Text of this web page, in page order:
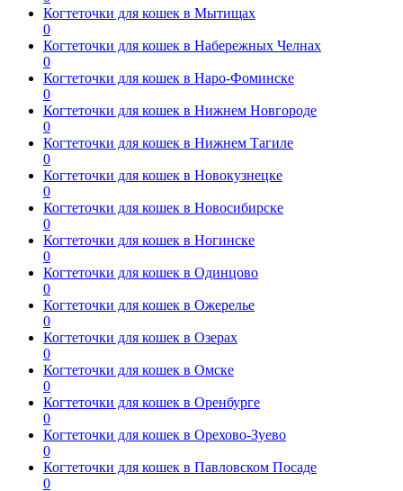
Когтеточки для кошек в Мытищах
0
Когтеточки для кошек в Набережных Челнах
0
Когтеточки для кошек в Наро-Фоминске
0
Когтеточки для кошек в Нижнем Новгороде
0
Когтеточки для кошек в Нижнем Тагиле
0
Когтеточки для кошек в Новокузнецке
0
Когтеточки для кошек в Новосибирске
0
Когтеточки для кошек в Ногинске
0
Когтеточки для кошек в Одинцово
0
Когтеточки для кошек в Ожерелье
0
Когтеточки для кошек в Озерах
0
Когтеточки для кошек в Омске
0
Когтеточки для кошек в Оренбурге
0
Когтеточки для кошек в Орехово-Зуево
0
Когтеточки для кошек в Павловском Посаде
0